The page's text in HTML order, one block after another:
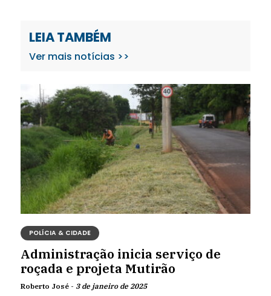
LEIA TAMBÉM
Ver mais notícias >>
POLÍCIA & CIDADE
Administração inicia serviço de
roçada e projeta Mutirão
Roberto José - 3 de janeiro de 2025